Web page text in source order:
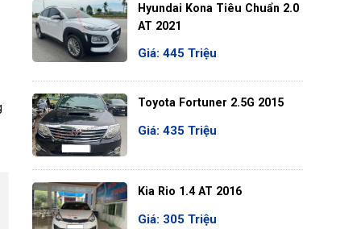
Hyundai Kona Tiêu Chuẩn 2.0
AT 2021
Giá: 445 Triệu
Toyota Fortuner 2.5G 2015
Giá: 435 Triệu
Kia Rio 1.4 AT 2016
Giá: 305 Triệu